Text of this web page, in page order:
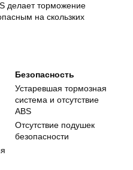
делает торможение
на скользких
Безопасность
Устаревшая тормозная
система и отсутствие
ABS
Отсутствие подушек
безопасности